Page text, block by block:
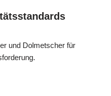
und Dolmetscher für